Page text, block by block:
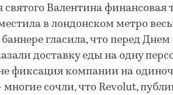
святого Валентина финансовая
в лондонском метро
гласила, что перед
доставку еды на одну
фиксация компании на
сочли, что Revolut,